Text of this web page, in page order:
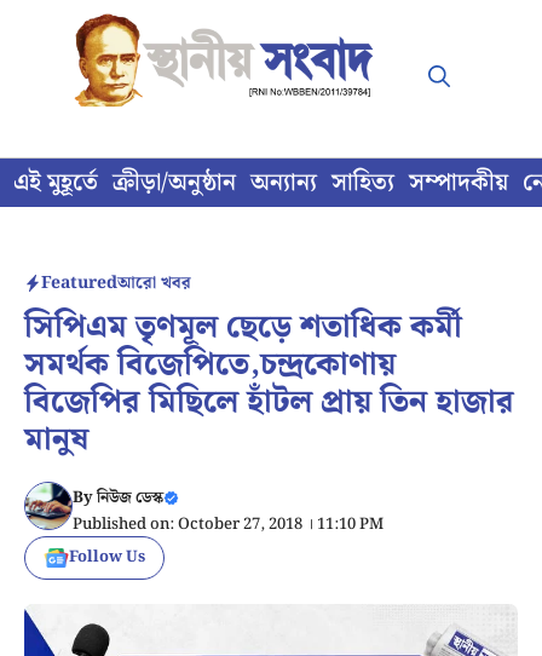
content
এই মুহূর্তে ক্রীড়া/অনুষ্ঠান অন্যান্য সাহিত্য সম্পাদকীয়
Featuredআরো খবর
সিপিএম তৃণমূল ছেড়ে শতাধিক কর্মী
সমর্থক বিজেপিতে,চন্দ্রকোণায়
বিজেপির মিছিলে হাঁটল প্রায় তিন হাজার
মানুষ
Byনিউজ ডেস্ক
Published on: October 27, 2018 । 11:10 PM
Follow Us